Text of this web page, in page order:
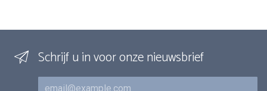
Schrijf u in voor onze nieuwsbrief
E-mail